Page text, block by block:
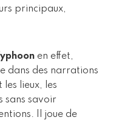
principaux,
Typhoon en effet,
dans des narrations
lieux, les
sans savoir
Il joue de